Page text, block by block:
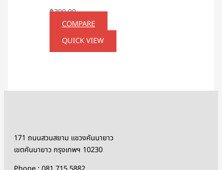
฿290.00
COMPARE
QUICK VIEW
171 ถนนสวนสยาม แขวงคันนายาว
เขตคันนายาว กรุงเทพฯ 10230